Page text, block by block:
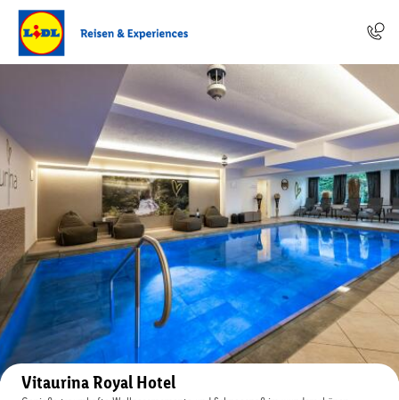
Auf der Karte anzeigen
Vitaurina Royal Hotel